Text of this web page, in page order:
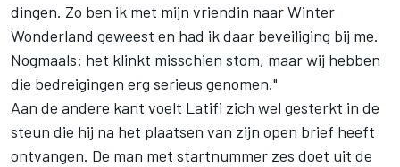
dingen. Zo ben ik met mijn vriendin naar Winter
Wonderland geweest en had ik daar beveiliging bij me.
Nogmaals: het klinkt misschien stom, maar wij hebben
die bedreigingen erg serieus genomen."
Aan de andere kant voelt Latifi zich wel gesterkt in de
steun die hij na het plaatsen van zijn open brief heeft
ontvangen. De man met startnummer zes doet uit de